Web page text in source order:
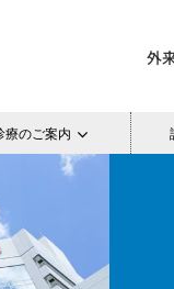
外
療のご案内